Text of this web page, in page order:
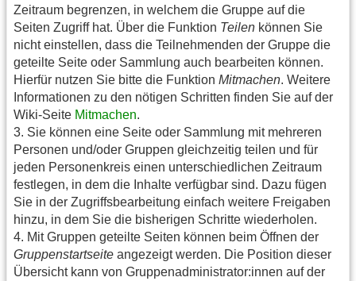
Zeitraum begrenzen, in welchem die Gruppe auf die
Seiten Zugriff hat. Über die Funktion Teilen können Sie
nicht einstellen, dass die Teilnehmenden der Gruppe die
geteilte Seite oder Sammlung auch bearbeiten können.
Hierfür nutzen Sie bitte die Funktion Mitmachen. Weitere
Informationen zu den nötigen Schritten finden Sie auf der
Wiki-Seite Mitmachen.
3. Sie können eine Seite oder Sammlung mit mehreren
Personen und/oder Gruppen gleichzeitig teilen und für
jeden Personenkreis einen unterschiedlichen Zeitraum
festlegen, in dem die Inhalte verfügbar sind. Dazu fügen
Sie in der Zugriffsbearbeitung einfach weitere Freigaben
hinzu, in dem Sie die bisherigen Schritte wiederholen.
4. Mit Gruppen geteilte Seiten können beim Öffnen der
Gruppenstartseite angezeigt werden. Die Position dieser
Übersicht kann von Gruppenadministrator:innen auf der